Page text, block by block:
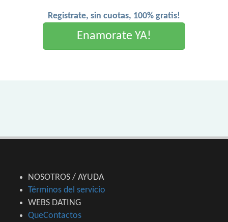
Registrate, sin cuotas, 100% gratis!
Enamorate YA!
NOSOTROS / AYUDA
Términos del servicio
WEBS DATING
QueContactos